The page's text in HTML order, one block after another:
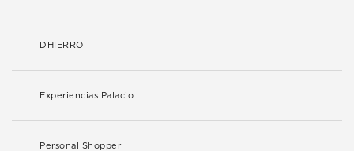
DHIERRO
Experiencias Palacio
Personal Shopper